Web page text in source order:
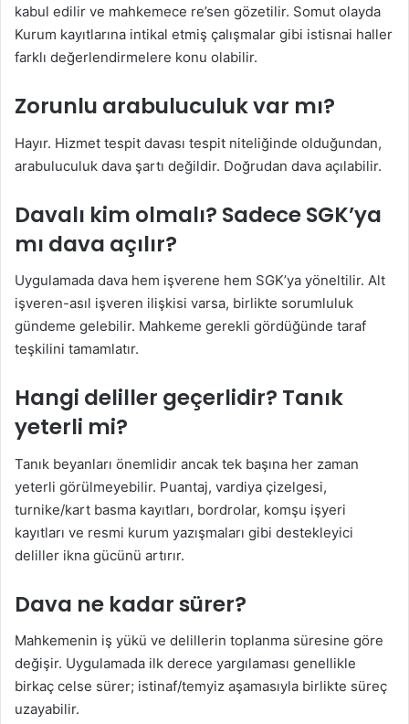
kabul edilir ve mahkemece re’sen gözetilir. Somut olayda
Kurum kayıtlarına intikal etmiş çalışmalar gibi istisnai haller
farklı değerlendirmelere konu olabilir.
Zorunlu arabuluculuk var mı?
Hayır. Hizmet tespit davası tespit niteliğinde olduğundan,
arabuluculuk dava şartı değildir. Doğrudan dava açılabilir.
Davalı kim olmalı? Sadece SGK’ya
mı dava açılır?
Uygulamada dava hem işverene hem SGK’ya yöneltilir. Alt
işveren-asıl işveren ilişkisi varsa, birlikte sorumluluk
gündeme gelebilir. Mahkeme gerekli gördüğünde taraf
teşkilini tamamlatır.
Hangi deliller geçerlidir? Tanık
yeterli mi?
Tanık beyanları önemlidir ancak tek başına her zaman
yeterli görülmeyebilir. Puantaj, vardiya çizelgesi,
turnike/kart basma kayıtları, bordrolar, komşu işyeri
kayıtları ve resmi kurum yazışmaları gibi destekleyici
deliller ikna gücünü artırır.
Dava ne kadar sürer?
Mahkemenin iş yükü ve delillerin toplanma süresine göre
değişir. Uygulamada ilk derece yargılaması genellikle
birkaç celse sürer; istinaf/temyiz aşamasıyla birlikte süreç
uzayabilir.